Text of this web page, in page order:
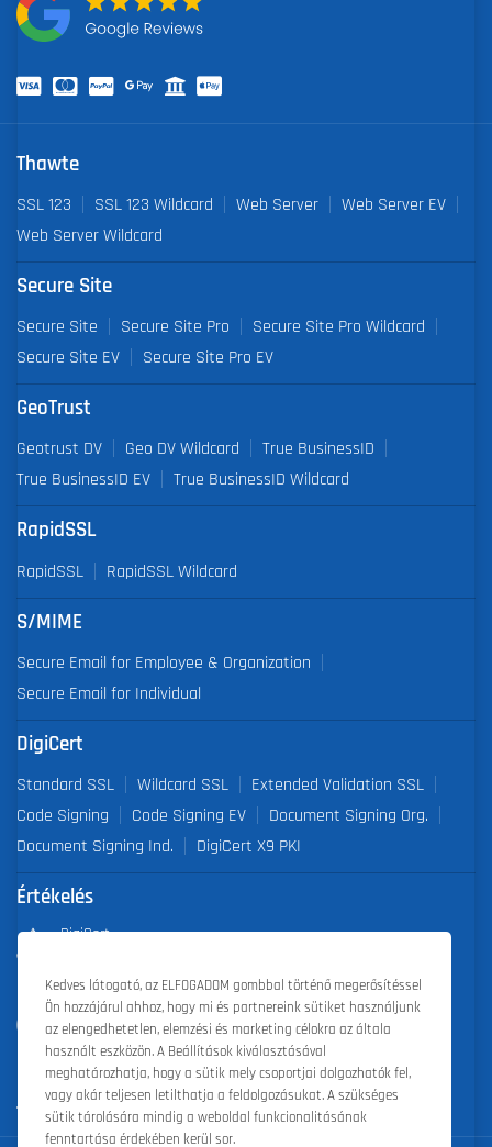
Thawte
SSL 123 SSL 123 Wildcard Web Server
Web Server EV
Web Server Wildcard
Secure Site
Secure Site Secure Site Pro
Secure Site Pro Wildcard
Secure Site EV
Secure Site Pro EV
GeoTrust
Geotrust DV Geo DV Wildcard
True BusinessID
True BusinessID EV
True BusinessID Wildcard
RapidSSL
RapidSSL RapidSSL Wildcard
S/MIME
Secure Email for Employee & Organization
Secure Email for Individual
DigiCert
Standard SSL Wildcard SSL
Extended Validation SSL
Code Signing
Code Signing EV
Document Signing Org.
Document Signing Ind.
DigiCert X9 PKI
Értékelés
DigiCert
Outstanding Sales Performance Award 2018, 2019, 2020, 2021,
2022
Kedves látogató, az ELFOGADOM gombbal történő megerősítéssel
Ön hozzájárul ahhoz, hogy mi és partnereink sütiket használjunk
az elengedhetetlen, elemzési és marketing célokra az általa
használt eszközön. A Beállítások kiválasztásával
meghatározhatja, hogy a sütik mely csoportjai dolgozhatók fel,
vagy akár teljesen letilthatja a feldolgozásukat. A szükséges
sütik tárolására mindig a weboldal funkcionalitásának
fenntartása érdekében kerül sor.